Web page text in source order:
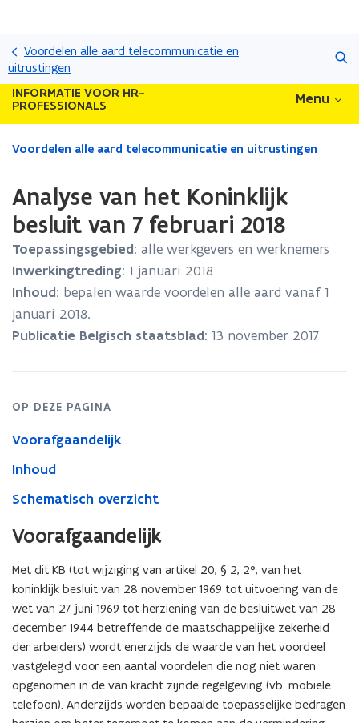
en
de
Voordelen alle aard telecommunicatie en
uitrustingen
INFORMATIE VOOR HR-
PROFESSIONALS
Menu
Gedaan
bevindt
zich
op:
Analyse
het
Koninklijk
besluit
2018
Voordelen alle aard telecommunicatie en uitrustingen
Analyse van het Koninklijk
besluit van 7 februari 2018
Toepassingsgebied: alle werkgevers en werknemers
Inwerkingtreding: 1 januari 2018
Inhoud: bepalen waarde voordelen alle aard vanaf 1
januari 2018.
Publicatie Belgisch staatsblad: 13 november 2017
OP DEZE PAGINA
Voorafgaandelijk
Inhoud
Schematisch overzicht
Voorafgaandelijk
Met dit KB (tot wijziging van artikel 20, § 2, 2°, van het
koninklijk besluit van 28 november 1969 tot uitvoering van de
wet van 27 juni 1969 tot herziening van de besluitwet van 28
december 1944 betreffende de maatschappelijke zekerheid
der arbeiders) wordt enerzijds de waarde van het voordeel
vastgelegd voor een aantal voordelen die nog niet waren
opgenomen in de van kracht zijnde regelgeving (vb. mobiele
telefoon). Anderzijds worden bepaalde toepasselijke bedragen